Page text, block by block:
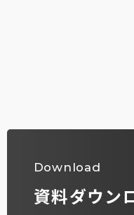
Download
資料ダウン